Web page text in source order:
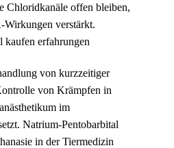
Chloridkanäle offen bleiben,
verstärkt.
kaufen erfahrungen
von kurzzeitiger
von Krämpfen in
im
Natrium-Pentobarbital
in der Tiermedizin